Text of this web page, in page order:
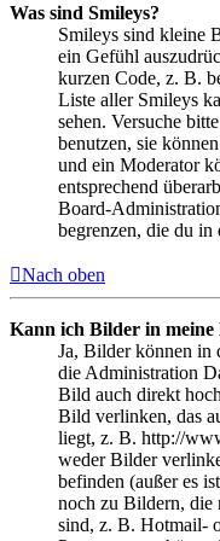
Was sind Smileys?
Smileys sind kleine
ein Gefühl
kurzen Code, z. B.
Liste aller Smileys
sehen. Versuche
benutzen, sie
und ein Moderator
entsprechend
Board-
begrenzen, die du in
Nach oben
Kann ich Bilder in meine
Ja, Bilder können in
die Administration
Bild auch direkt
Bild verlinken, das
liegt, z. B. http://
weder Bilder
befinden (außer es
noch zu Bildern, die
sind, z. B. Hotmail-